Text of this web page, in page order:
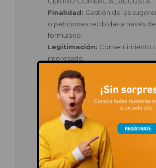
Finalidad: Gestión de las
o peticiones recibidas a través
formulario.
Legitimación: Consentimiento
interesado.
Destinatarios:
terceros.
Información adicional y
Podrás obtener información
sobre el tratamiento de tus datos
modo ejercitar tus derechos o
presentar una reclamación ante la
Autoridad de Control española en
nuestraPolítica de Privacidad